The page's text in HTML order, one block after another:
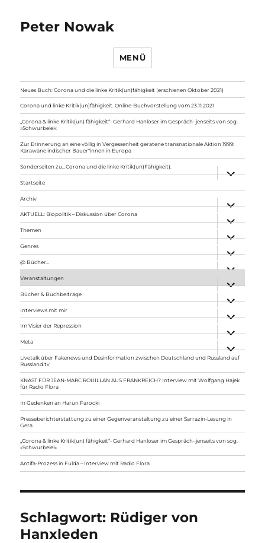
Peter Nowak
MENÜ
Neues Buch: Corona und die linke Kritik(un)fähigkeit (erschienen Oktober 2021)
Corona und linke Kritik(un)fähigkeit. Online-Buchvorstellung vom 23.11.2021
„Corona & linke Kritik(un) fähigkeit“- Gerhard Hanloser im Gespräch- jenseits von sog.
»Schwurbelei«
Zur Erinnerung an eine völlig in Vergessenheit geratene transnationale Aktion 1999:
Karawane indischer Bauer*innen in Europa
Sonderseiten zu…Corona und die linke Kritik(un)Fähigkeit).
anzeigen
Startseite
Archiv
anzeigen
AKTUELL: Biopolitik – Diskussion über Corona
anzeigen
Themen
anzeigen
Genres
anzeigen
@ Bücher…
Veranstaltungen
anzeigen
Bücher & Buchbeiträge
anzeigen
Interviews mit mir
anzeigen
Im Visier der Repression
anzeigen
Meta
anzeigen
Livetalk über Fakenews und Desinformation zwischen Deutschland und Russland auf
Russland.tv
KNAST FÜR JEAN-MARC ROUILLAN AUS FRANKREICH? Interview mit Wolfgang Hajek
für Radio Flora
In Gedenken an Harun Farocki
Presseberichterstattung zu einer Gegenveranstaltung zu einer Sarrazin-Lesung in
Gera
„Corona & linke Kritik(un) fähigkeit“- Gerhard Hanloser im Gespräch- jenseits von sog.
»Schwurbelei«
Antifa-Prozess in Fulda – Interview mit Radio Flora
Schlagwort: Rüdiger von
Hanxleden